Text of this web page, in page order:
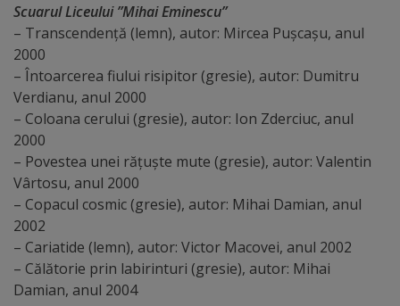
turistice
Sculpturi
(harta
sculpturilor)
Monumente
arhitecturale
Personalități
marcante
Scuarul Liceului ”Mihai Eminescu”
– Transcendență (lemn), autor: Mircea Pușcașu, anul
2000
– Întoarcerea fiului risipitor (gresie), autor: Dumitru
Verdianu, anul 2000
– Coloana cerului (gresie), autor: Ion Zderciuc, anul
2000
– Povestea unei rățuște mute (gresie), autor: Valentin
Vârtosu, anul 2000
– Copacul cosmic (gresie), autor: Mihai Damian, anul
2002
– Cariatide (lemn), autor: Victor Macovei, anul 2002
– Călătorie prin labirinturi (gresie), autor: Mihai
Damian, anul 2004